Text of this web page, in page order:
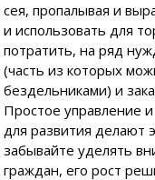
сея, пропалывая и
и использовать для
потратить, на ряд
(часть из которых
бездельниками) и
Простое управление
для развития делают
забывайте уделять
граждан, его рост